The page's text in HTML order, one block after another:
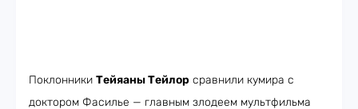
Поклонники Тейяаны Тейлор сравнили кумира с
доктором Фасилье — главным злодеем мультфильма